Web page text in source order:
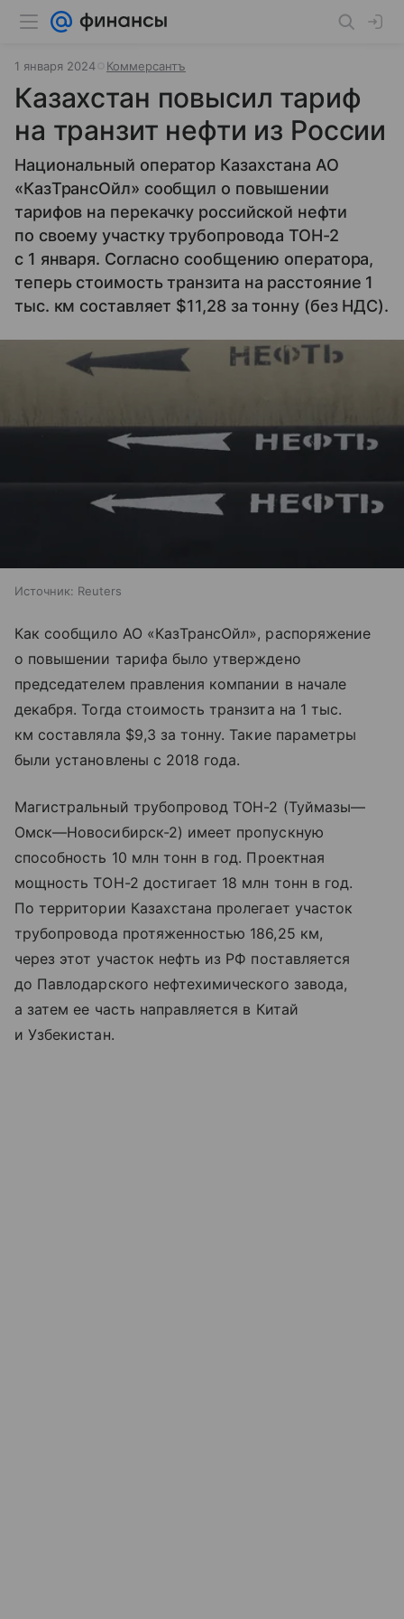
1 января 2024 Коммерсантъ
Казахстан повысил тариф
на транзит нефти из России
Национальный оператор Казахстана АО
«КазТрансОйл» сообщил о повышении
тарифов на перекачку российской нефти
по своему участку трубопровода ТОН-2
с 1 января. Согласно сообщению оператора,
теперь стоимость транзита на расстояние 1
тыс. км составляет $11,28 за тонну (без НДС).
Источник: Reuters
Как сообщило АО «КазТрансОйл», распоряжение
о повышении тарифа было утверждено
председателем правления компании в начале
декабря. Тогда стоимость транзита на 1 тыс.
км составляла $9,3 за тонну. Такие параметры
были установлены с 2018 года.
Магистральный трубопровод ТОН-2 (Туймазы—
Омск—Новосибирск-2) имеет пропускную
способность 10 млн тонн в год. Проектная
мощность ТОН-2 достигает 18 млн тонн в год.
По территории Казахстана пролегает участок
трубопровода протяженностью 186,25 км,
через этот участок нефть из РФ поставляется
до Павлодарского нефтехимического завода,
а затем ее часть направляется в Китай
и Узбекистан.